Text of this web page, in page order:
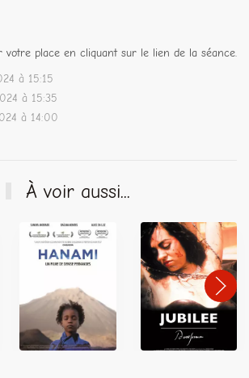
votre place en cliquant sur le lien de la séance.
à 15:15
à 15:35
à 14:00
À voir aussi...